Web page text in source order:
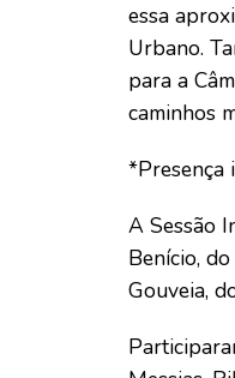
essa
Urbano.
para a
caminhos
*Presença
A Sessão
Benício,
Gouveia,